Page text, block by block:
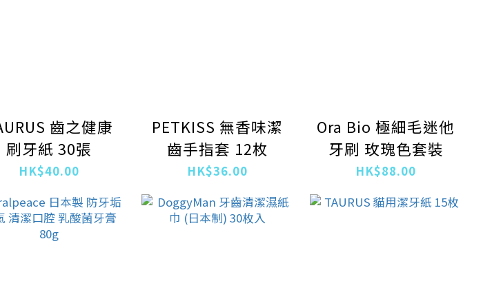
齒之健康
刷牙紙 30張
HK$40.00
PETKISS 無香味潔
齒手指套 12枚
HK$36.00
Ora Bio 極細毛迷他
牙刷 玫瑰色套裝
HK$88.00